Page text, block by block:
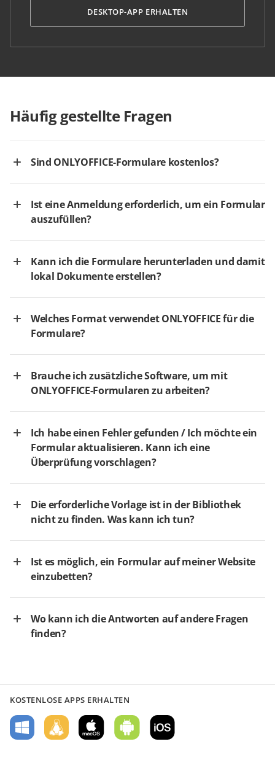
DESKTOP-APP ERHALTEN
Häufig gestellte Fragen
Sind ONLYOFFICE-Formulare kostenlos?
Ist eine Anmeldung erforderlich, um ein Formular
auszufüllen?
Kann ich die Formulare herunterladen und damit
lokal Dokumente erstellen?
Welches Format verwendet ONLYOFFICE für die
Formulare?
Brauche ich zusätzliche Software, um mit
ONLYOFFICE-Formularen zu arbeiten?
Ich habe einen Fehler gefunden / Ich möchte ein
Formular aktualisieren. Kann ich eine
Überprüfung vorschlagen?
Die erforderliche Vorlage ist in der Bibliothek
nicht zu finden. Was kann ich tun?
Ist es möglich, ein Formular auf meiner Website
einzubetten?
Wo kann ich die Antworten auf andere Fragen
finden?
KOSTENLOSE APPS ERHALTEN